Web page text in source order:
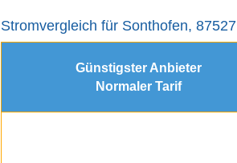
Stromvergleich für Sonthofen, 87527
Günstigster Anbieter
Normaler Tarif